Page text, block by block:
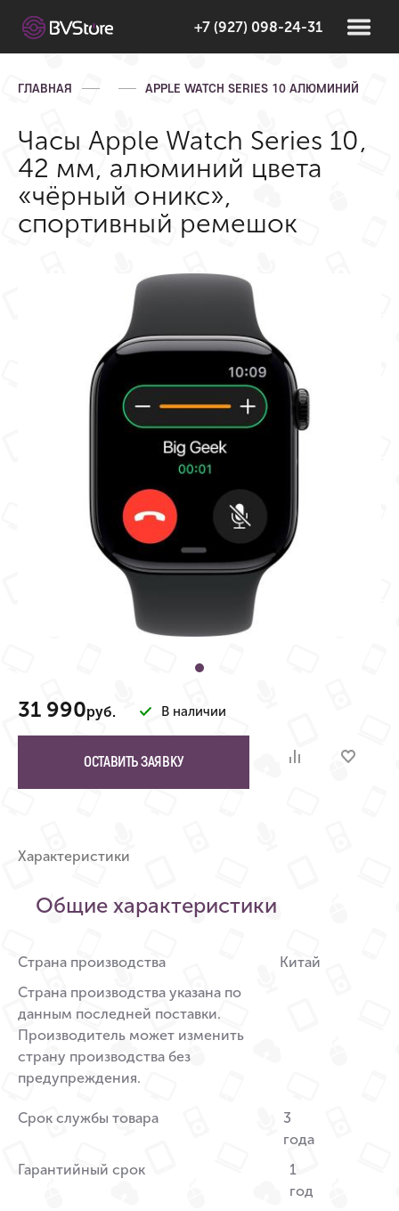
+7 (927) 098-24-31
ГЛАВНАЯ APPLE WATCH SERIES 10 АЛЮМИНИЙ
Часы Apple Watch Series 10,
42 мм, алюминий цвета
«чёрный оникс»,
спортивный ремешок
31 990руб. В наличии
ОСТАВИТЬ ЗАЯВКУ
Характеристики
Общие характеристики
Страна производства
Страна производства указана по
данным последней поставки.
Производитель может изменить
страну производства без
предупреждения.
Китай
Срок службы товара
3
года
Гарантийный срок
1
год